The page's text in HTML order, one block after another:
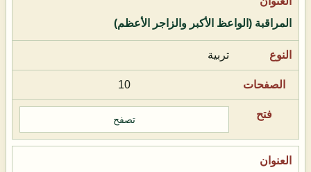
المراقبة (الواعظ الأكبر والزاجر الأعظم)
تربية
10
تصفح